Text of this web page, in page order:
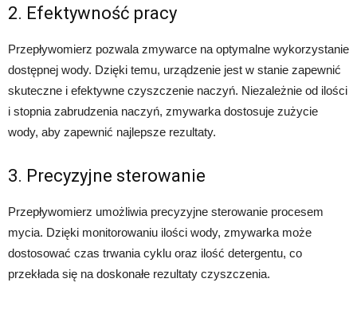
2. Efektywność pracy
Przepływomierz pozwala zmywarce na optymalne wykorzystanie
dostępnej wody. Dzięki temu, urządzenie jest w stanie zapewnić
skuteczne i efektywne czyszczenie naczyń. Niezależnie od ilości
i stopnia zabrudzenia naczyń, zmywarka dostosuje zużycie
wody, aby zapewnić najlepsze rezultaty.
3. Precyzyjne sterowanie
Przepływomierz umożliwia precyzyjne sterowanie procesem
mycia. Dzięki monitorowaniu ilości wody, zmywarka może
dostosować czas trwania cyklu oraz ilość detergentu, co
przekłada się na doskonałe rezultaty czyszczenia.